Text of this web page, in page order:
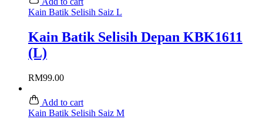
Kain Batik Selisih Saiz L
Kain Batik Selisih Depan KBK1611
(L)
RM99.00
Add to cart
Kain Batik Selisih Saiz M